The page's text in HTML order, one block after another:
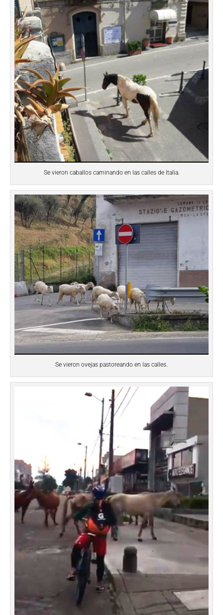
Se vieron caballos caminando en las calles de Italia.
Se vieron ovejas pastoreando en las calles.